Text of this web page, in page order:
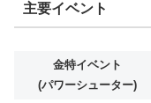
主要イベント
金特イベント
(パワーシューター)